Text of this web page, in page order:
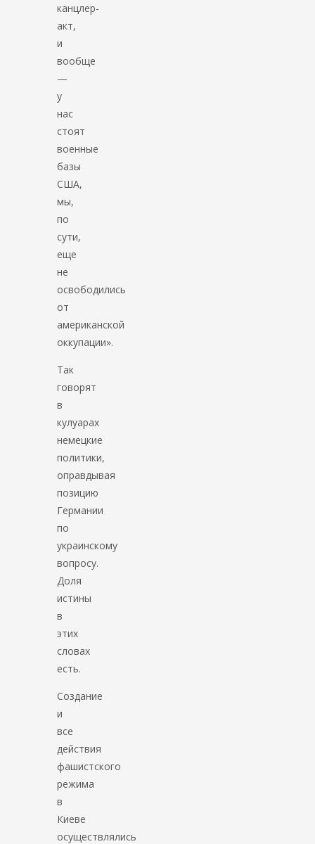
канцлер-
акт,
и
вообще
—
у
нас
стоят
военные
базы
США,
мы,
по
сути,
еще
не
освободились
от
американской
оккупации».
Так
говорят
в
кулуарах
немецкие
политики,
оправдывая
позицию
Германии
по
украинскому
вопросу.
Доля
истины
в
этих
словах
есть.
Создание
и
все
действия
фашистского
режима
в
Киеве
осуществлялись